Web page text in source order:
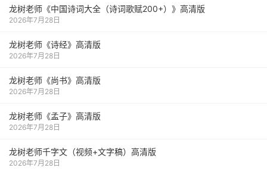
龙树老师《中国诗词大全（诗词歌赋200+）》高清版
2026年7月28日
龙树老师《诗经》高清版
2026年7月28日
龙树老师《尚书》高清版
2026年7月28日
龙树老师《孟子》高清版
2026年7月28日
龙树老师千字文（视频+文字稿）高清版
2026年7月28日